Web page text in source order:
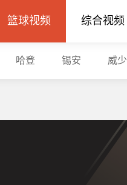
篮球视频 综合视频
哈登 锡安 威少